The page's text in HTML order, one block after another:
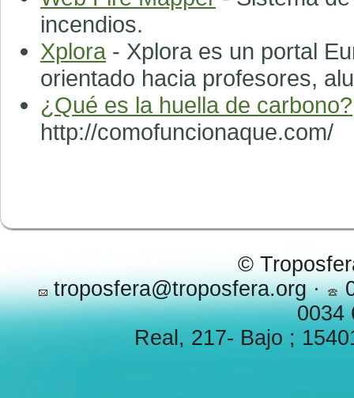
incendios.
Xplora - Xplora es un portal
orientado hacia profesores,
¿Qué es la huella de carbono?
http://comofuncionaque.com/
©
troposfera@troposfera.org ·
0034
Real, 217- Bajo ;